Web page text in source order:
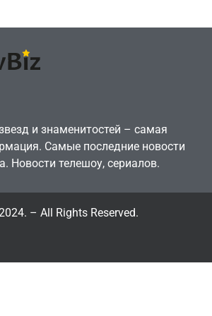
и знаменитостей – самая
Самые последние новости
Новости телешоу, сериалов.
– All Rights Reserved.